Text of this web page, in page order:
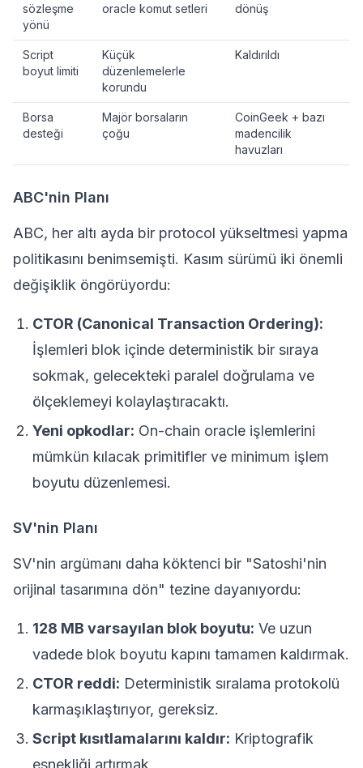
sözleşme
yönü
oracle komut setleri
dönüş
Script
boyut limiti
Küçük
düzenlemelerle
korundu
Kaldırıldı
Borsa
desteği
Majör borsaların
çoğu
CoinGeek + bazı
madencilik
havuzları
ABC'nin Planı
ABC, her altı ayda bir protocol yükseltmesi yapma
politikasını benimsemişti. Kasım sürümü iki önemli
değişiklik öngörüyordu:
CTOR (Canonical Transaction Ordering):
İşlemleri blok içinde deterministik bir sıraya
sokmak, gelecekteki paralel doğrulama ve
ölçeklemeyi kolaylaştıracaktı.
Yeni opkodlar: On-chain oracle işlemlerini
mümkün kılacak primitifler ve minimum işlem
boyutu düzenlemesi.
SV'nin Planı
SV'nin argümanı daha köktenci bir "Satoshi'nin
orijinal tasarımına dön" tezine dayanıyordu:
128 MB varsayılan blok boyutu: Ve uzun
vadede blok boyutu kapını tamamen kaldırmak.
CTOR reddi: Deterministik sıralama protokolü
karmaşıklaştırıyor, gereksiz.
Script kısıtlamalarını kaldır: Kriptografik
esnekliği artırmak.